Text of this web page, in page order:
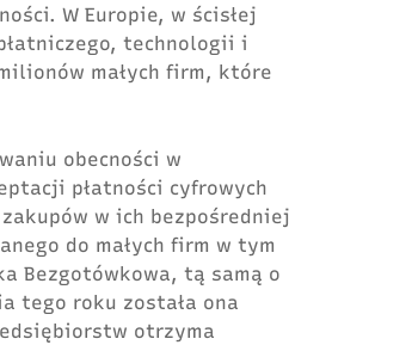
W Europie, w ścisłej
technologii i
małych firm, które
obecności w
płatności cyfrowych
w ich bezpośredniej
do małych firm w tym
Bezgotówkowa, tą samą o
tego roku została ona
otrzyma